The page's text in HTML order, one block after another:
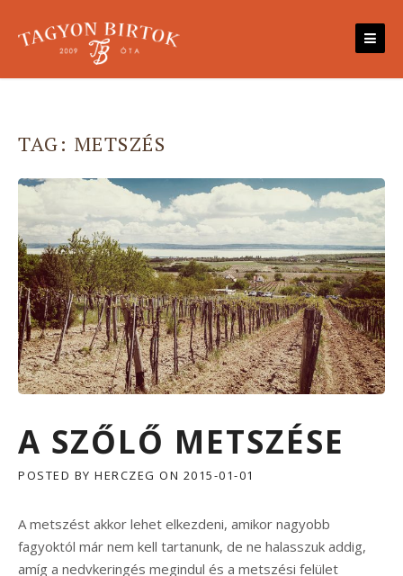
TAG: METSZÉS
A SZŐLŐ METSZÉSE
POSTED BY HERCZEG ON 2015-01-01
A metszést akkor lehet elkezdeni, amikor nagyobb
fagyoktól már nem kell tartanunk, de ne halasszuk addig,
amíg a nedvkeringés megindul és a metszési felület